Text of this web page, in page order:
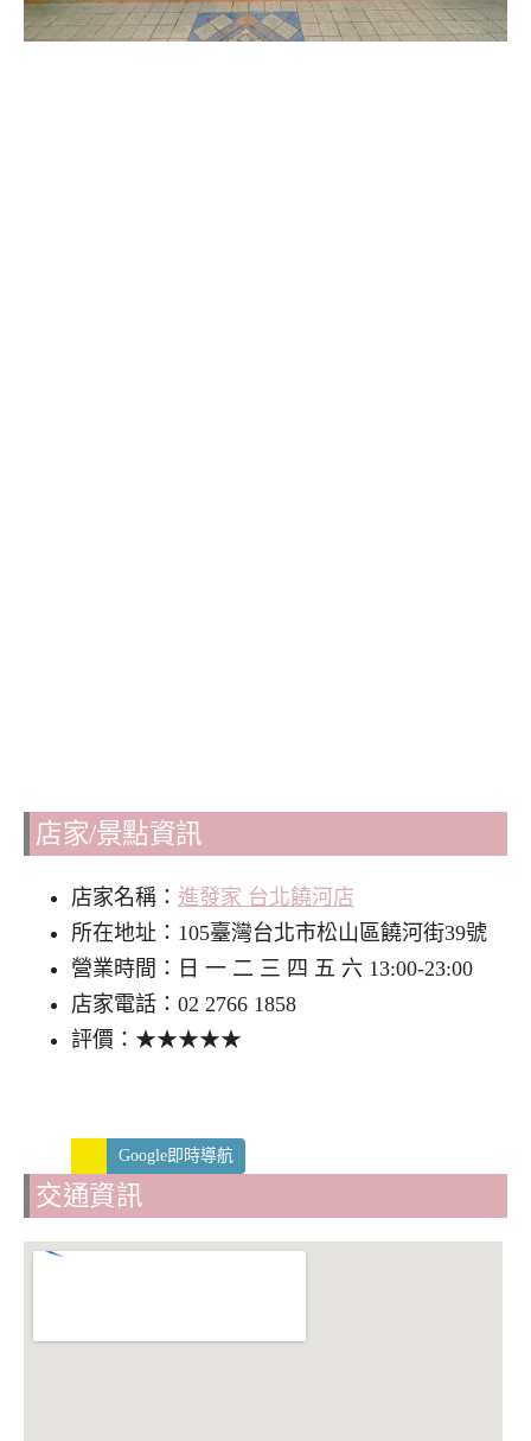
店家/景點資訊
店家名稱： 進發家 台北饒河店
所在地址：105臺灣台北市松山區饒河街39號
營業時間：日 一 二 三 四 五 六 13:00-23:00
店家電話：02 2766 1858
評價：★★★★★
Google即時導航
交通資訊